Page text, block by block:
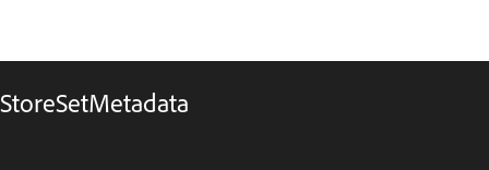
StoreSetMetadata